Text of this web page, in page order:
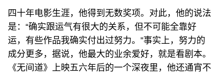
四十年电影生涯，他得到无数奖项。对此，他的说法
是：“确实跟运气有很大的关系，但不可能全靠好
运，有些作品我确实付出过努力。”事实上，努力的
成分更多，据说，他最大的业余爱好，就是看剧本。
《无间道》上映五六年后的一个深夜里，他还通宵不